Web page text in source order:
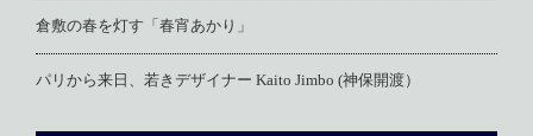
倉敷の春を灯す「春宵あかり」
パリから来日、若きデザイナー Kaito Jimbo (神保開渡）